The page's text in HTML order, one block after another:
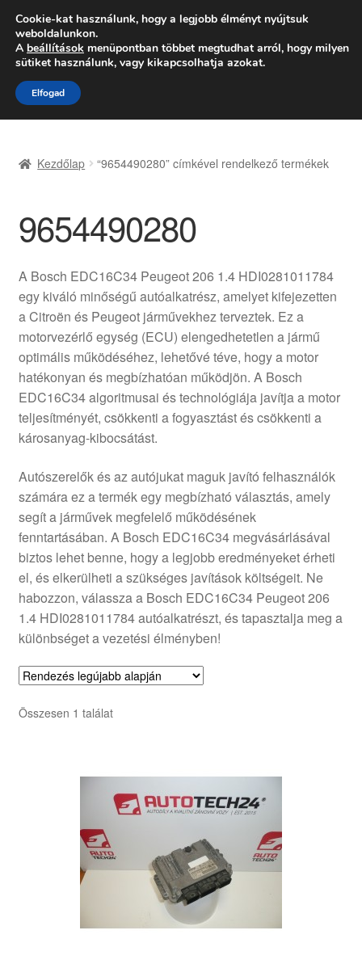
SZÁLLÍTÁS 2618 Ft-tól
Hétfő-Péntek 9:00–16:0006 80 088 054
Ugrás
a
navigációhoz
Kilépés
a
tartalomba
Adatvédelmi irányelvek
Felhasználási feltételek
Kifizetések
Panasz
Panaszkezelési szabályzat
Pénztár
Rólunk
Saját fiókom
Szállítás
Szállítás világszerte
Szekér
Kezdőlap “9654490280” címkével rendelkező termékek
9654490280
A Bosch EDC16C34 Peugeot 206 1.4 HDI0281011784
egy kiváló minőségű autóalkatrész, amelyet kifejezetten
a Citroën és Peugeot járművekhez terveztek. Ez a
motorvezérlő egység (ECU) elengedhetetlen a jármű
optimális működéséhez, lehetővé téve, hogy a motor
hatékonyan és megbízhatóan működjön. A Bosch
EDC16C34 algoritmusai és technológiája javítja a motor
teljesítményét, csökkenti a fogyasztást és csökkenti a
károsanyag-kibocsátást.
Autószerelők és az autójukat maguk javító felhasználók
számára ez a termék egy megbízható választás, amely
segít a járművek megfelelő működésének
fenntartásában. A Bosch EDC16C34 megvásárlásával
biztos lehet benne, hogy a legjobb eredményeket érheti
el, és elkerülheti a szükséges javítások költségeit. Ne
habozzon, válassza a Bosch EDC16C34 Peugeot 206
1.4 HDI0281011784 autóalkatrészt, és tapasztalja meg a
különbséget a vezetési élményben!
Összesen 1 találat
Cookie-kat használunk, hogy a legjobb élményt nyújtsuk
weboldalunkon.
A beállítások menüpontban többet megtudhat arról, hogy milyen
sütiket használunk, vagy kikapcsolhatja azokat.
Elfogad